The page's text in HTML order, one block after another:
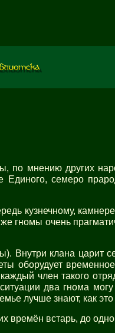
по мнению других
семеро
кузнечному,
гномы очень
Внутри клана царит
оборудует
член такого
два гнома
лучше знают, как это
встарь, до